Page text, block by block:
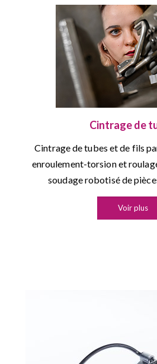
Cintrage de
Cintrage de tubes et de fils
enroulement-torsion et
soudage robotisé de
Voir plus